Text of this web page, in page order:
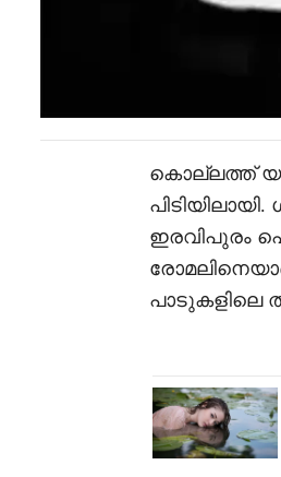
കൊല്ലത്ത്
ഇരവിപുരം
പാടുകളിലെ